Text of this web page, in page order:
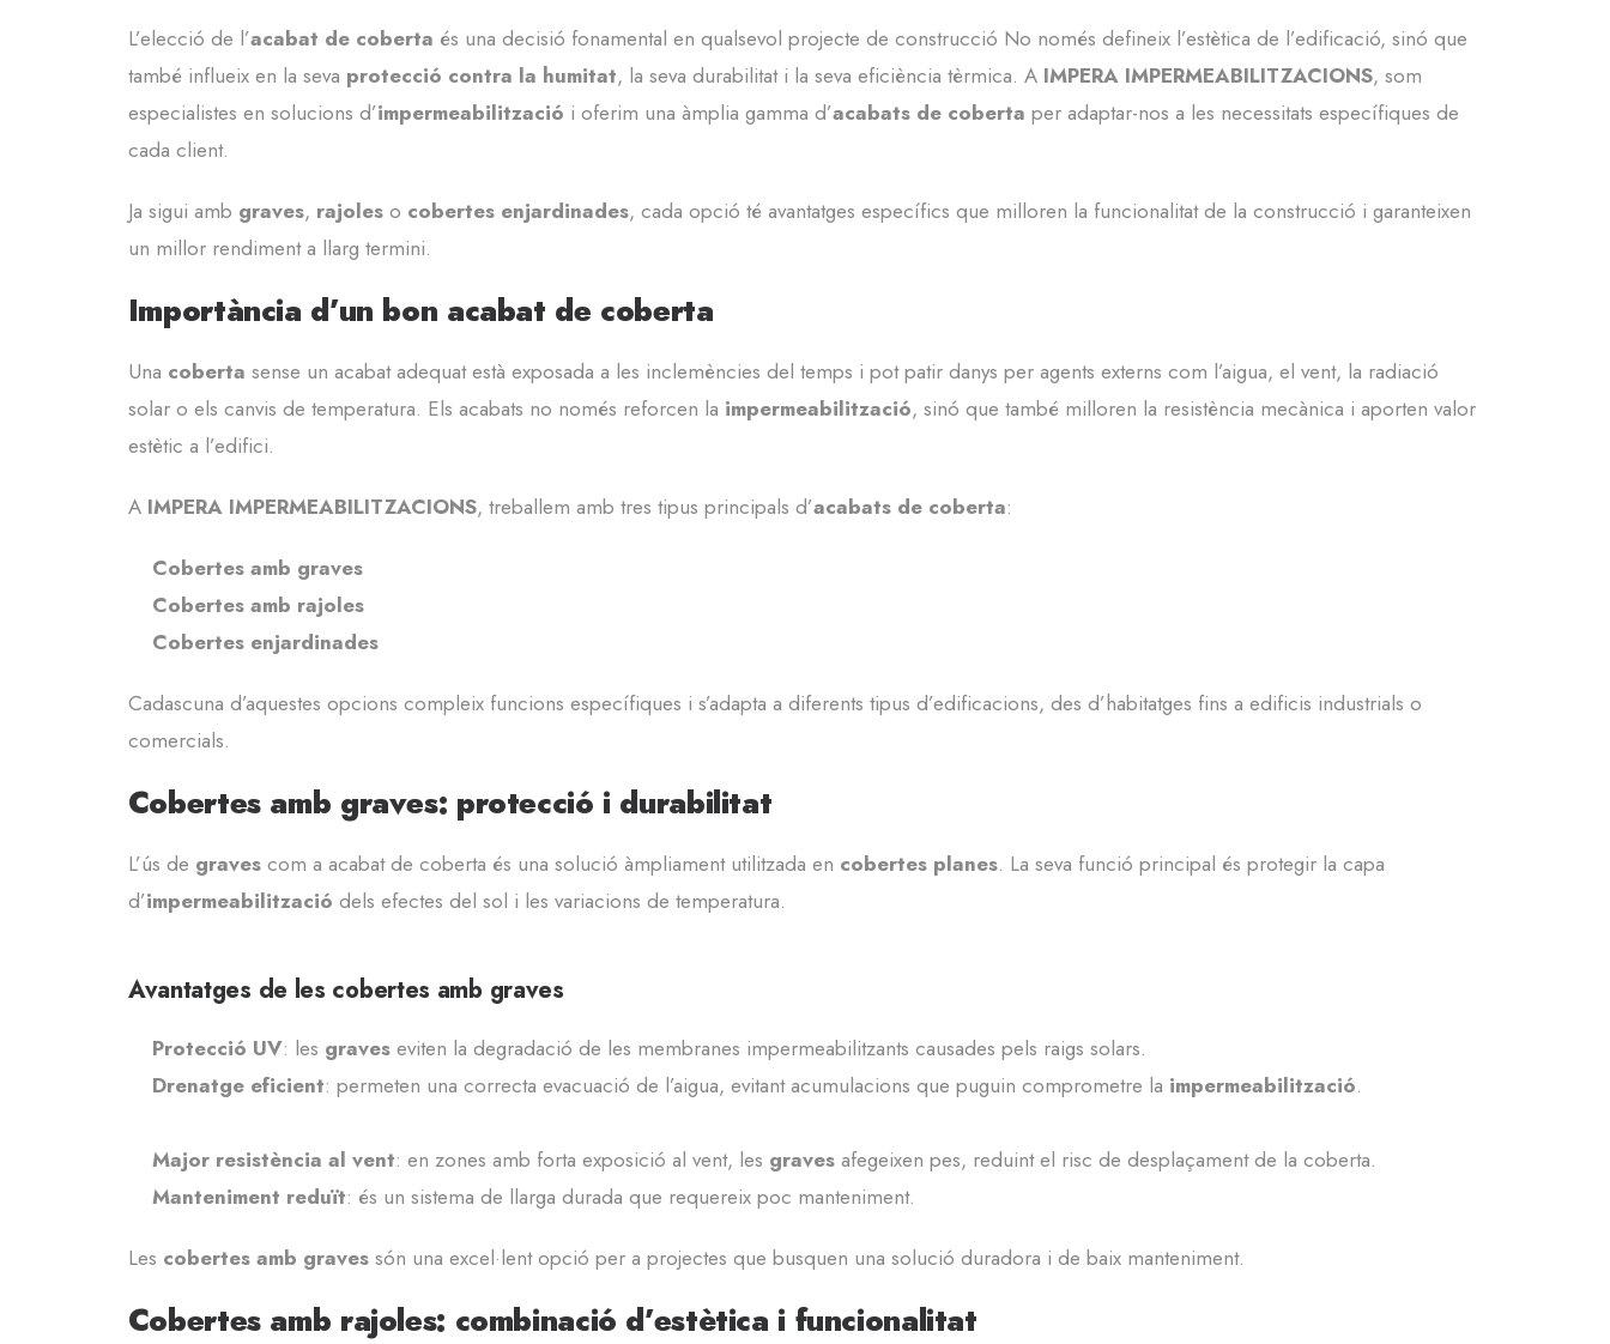
L’elecció de l’acabat de coberta és una decisió fonamental en qualsevol projecte de construcció No només defineix l’estètica de l’edificació, sinó que
també influeix en la seva protecció contra la humitat, la seva durabilitat i la seva eficiència tèrmica. A IMPERA IMPERMEABILITZACIONS, som
especialistes en solucions d’impermeabilització i oferim una àmplia gamma d’acabats de coberta per adaptar-nos a les necessitats específiques de
cada client.
Ja sigui amb graves, rajoleso cobertes enjardinades, cada opció té avantatges específics que milloren la funcionalitat de la construcció i garanteixen
un millor rendiment a llarg termini.
Importància d’un bon acabat de coberta
Una coberta sense un acabat adequat està exposada a les inclemències del temps i pot patir danys per agents externs com l’aigua, el vent, la radiació
solar o els canvis de temperatura. Els acabats no només reforcen la impermeabilització, sinó que també milloren la resistència mecànica i aporten valor
estètic a l’edifici.
A IMPERA IMPERMEABILITZACIONS, treballem amb tres tipus principals d’acabats de coberta:
Cobertes amb graves
Cobertes amb rajoles
Cobertes enjardinades
Cadascuna d’aquestes opcions compleix funcions específiques i s’adapta a diferents tipus d’edificacions, des d’habitatges fins a edificis industrials o
comercials.
Cobertes amb graves: protecció i durabilitat
L’ús de gravescom a acabat de coberta és una solució àmpliament utilitzada en cobertes planes. La seva funció principal és protegir la capa
d’impermeabilització dels efectes del sol i les variacions de temperatura.
Avantatges de les cobertes amb graves
Protecció UV: les graveseviten la degradació de les membranes impermeabilitzants causades pels raigs solars.
Drenatge eficient: permeten una correcta evacuació de l’aigua, evitant acumulacions que puguin comprometre la impermeabilització.
Major resistència al vent: en zones amb forta exposició al vent, les gravesafegeixen pes, reduint el risc de desplaçament de la coberta.
Manteniment reduït: és un sistema de llarga durada que requereix poc manteniment.
Les cobertes amb gravessón una excel·lent opció per a projectes que busquen una solució duradora i de baix manteniment.
Cobertes amb rajoles: combinació d’estètica i funcionalitat